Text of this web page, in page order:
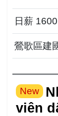
Dựa theo
日薪
鶯歌區建
New
viên